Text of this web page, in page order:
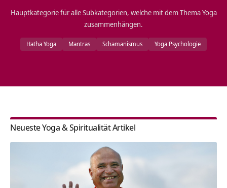
Hauptkategorie für alle Subkategorien, welche mit dem Thema Yoga
zusammenhängen.
Hatha Yoga Mantras Schamanismus Yoga Psychologie
Neueste Yoga & Spiritualität Artikel